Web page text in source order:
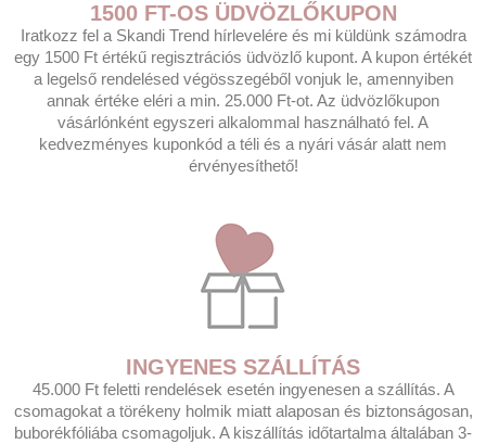
1500 FT-OS ÜDVÖZLŐKUPON
Iratkozz fel a Skandi Trend hírlevelére és mi küldünk számodra
egy 1500 Ft értékű regisztrációs üdvözlő kupont. A kupon értékét
a legelső rendelésed végösszegéből vonjuk le, amennyiben
annak értéke eléri a min. 25.000 Ft-ot. Az üdvözlőkupon
vásárlónként egyszeri alkalommal használható fel. A
kedvezményes kuponkód a téli és a nyári vásár alatt nem
érvényesíthető!
INGYENES SZÁLLÍTÁS
45.000 Ft feletti rendelések esetén ingyenesen a szállítás. A
csomagokat a törékeny holmik miatt alaposan és biztonságosan,
buborékfóliába csomagoljuk. A kiszállítás időtartalma általában 3-